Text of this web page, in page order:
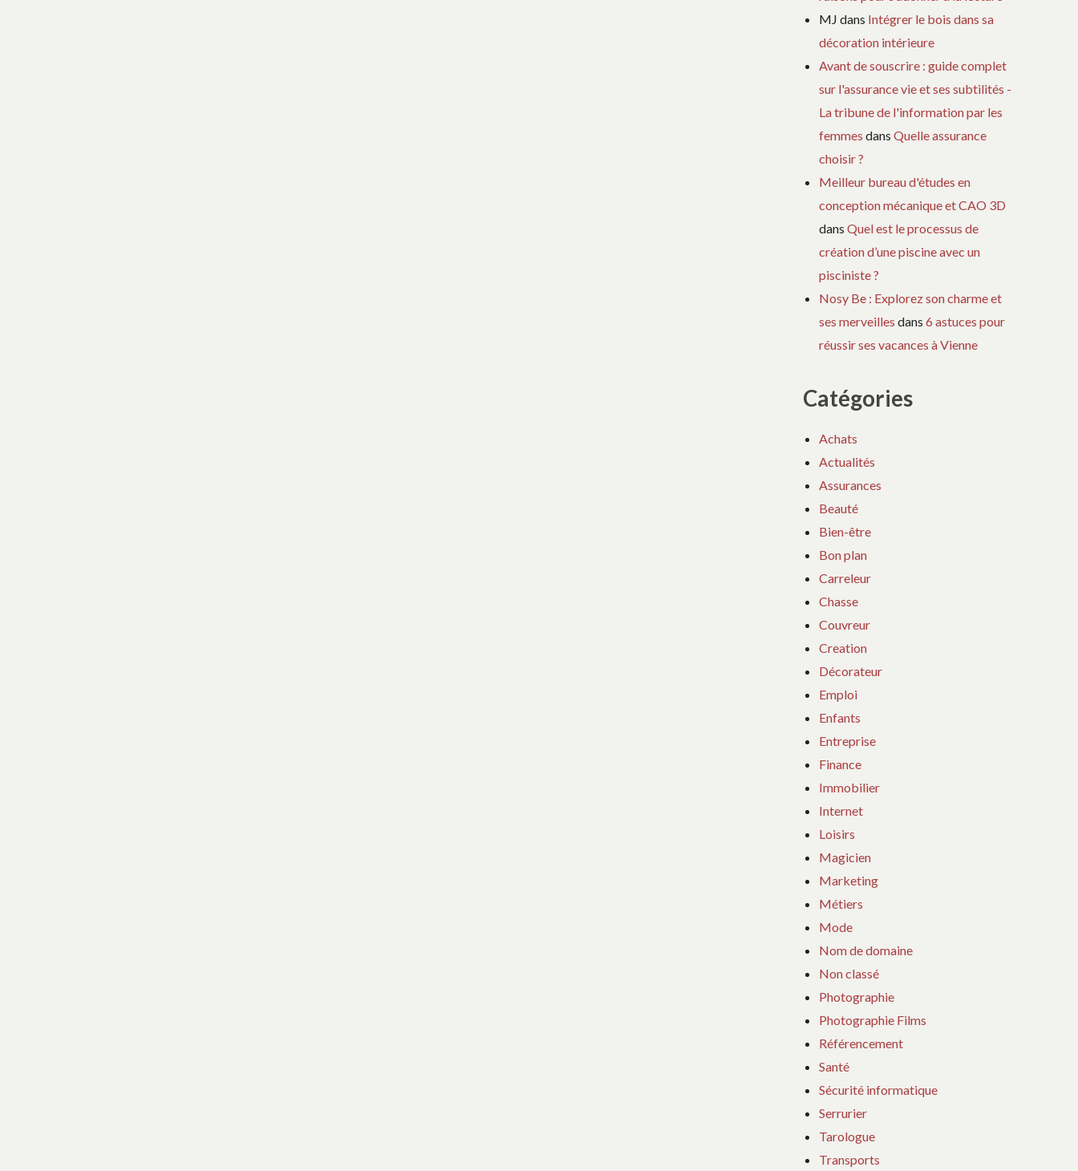
MJ dans Intégrer le bois dans sa
décoration intérieure
Avant de souscrire : guide complet
sur l'assurance vie et ses subtilités -
La tribune de l'information par les
femmes dansQuelle assurance
choisir ?
Meilleur bureau d'études en
conception mécanique et CAO 3D
dansQuel est le processus de
création d’une piscine avec un
pisciniste ?
Nosy Be : Explorez son charme et
ses merveilles dans6 astuces pour
réussir ses vacances à Vienne
Catégories
Achats
Actualités
Assurances
Beauté
Bien-être
Bon plan
Carreleur
Chasse
Couvreur
Creation
Décorateur
Emploi
Enfants
Entreprise
Finance
Immobilier
Internet
Loisirs
Magicien
Marketing
Métiers
Mode
Nom de domaine
Non classé
Photographie
Photographie Films
Référencement
Santé
Sécurité informatique
Serrurier
Tarologue
Transports